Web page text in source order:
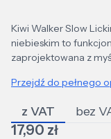
Kiwi Walker Slow
niebieskim to
zaprojektowana z
Przejdź do pełnego
z VAT bez
Cena
17,90 zł